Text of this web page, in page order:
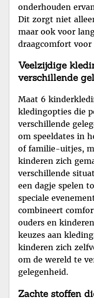
onderhouden
Dit zorgt niet
maar ook voor
draagcomfort voor
Veelzijdige
verschillende
Maat 6
kledingopties die
verschillende
om speeldates in
of familie-uitjes,
kinderen zich
verschillende
een dagje spelen
speciale
combineert
ouders en
keuzes aan
kinderen zich
om de wereld te
gelegenheid.
Zachte stoffen